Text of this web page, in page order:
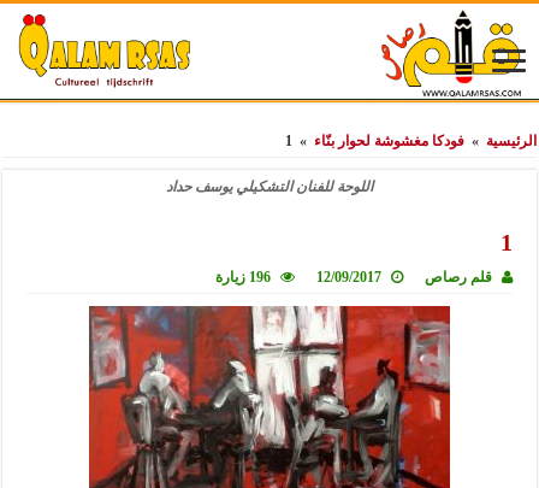
الرئيسية » فودكا مغشوشة لحوار بنّاء »
1
اللوحة للفنان التشكيلي يوسف حداد
1
قلم رصاص 12/09/2017 196 زيارة